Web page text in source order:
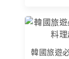
韓國旅遊